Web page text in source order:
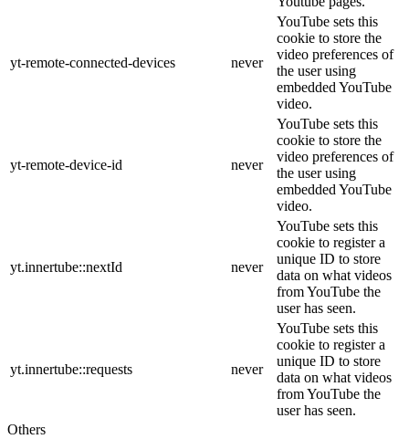
yt-remote-connected-devices never
YouTube sets this
cookie to store the
video preferences of
the user using
embedded YouTube
video.
yt-remote-device-id never
YouTube sets this
cookie to store the
video preferences of
the user using
embedded YouTube
video.
yt.innertube::nextId never
YouTube sets this
cookie to register a
unique ID to store
data on what videos
from YouTube the
user has seen.
yt.innertube::requests never
YouTube sets this
cookie to register a
unique ID to store
data on what videos
from YouTube the
user has seen.
Others